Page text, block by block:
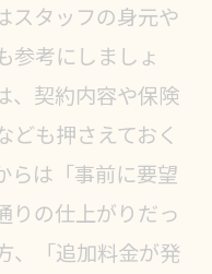
スタッフの身元や
参考にしましょ
、契約内容や保険
も押さえておく
らは「事前に要望
りの仕上がりだっ
、「追加料金が発